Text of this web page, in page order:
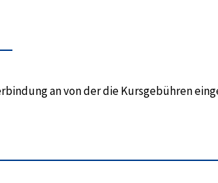
an von der die Kursgebühren